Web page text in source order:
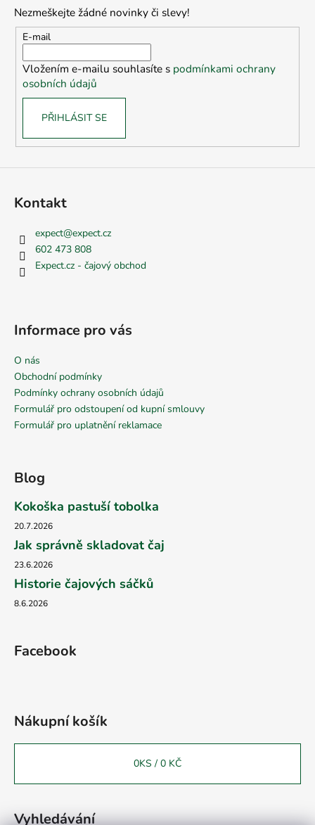
Nezmeškejte žádné novinky či slevy!
E-mail
Vložením e-mailu souhlasíte s podmínkami ochrany
osobních údajů
PŘIHLÁSIT SE
Kontakt
expect@expect.cz
602 473 808
Expect.cz - čajový obchod
Informace pro vás
O nás
Obchodní podmínky
Podmínky ochrany osobních údajů
Formulář pro odstoupení od kupní smlouvy
Formulář pro uplatnění reklamace
Blog
Kokoška pastuší tobolka
20.7.2026
Jak správně skladovat čaj
23.6.2026
Historie čajových sáčků
8.6.2026
Facebook
Nákupní košík
0KS / 0 KČ
Vyhledávání